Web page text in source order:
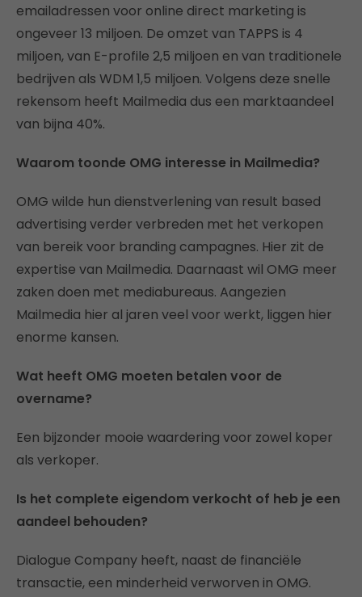
emailadressen voor online direct marketing is
ongeveer 13 miljoen. De omzet van TAPPS is 4
miljoen, van E-profile 2,5 miljoen en van traditionele
bedrijven als WDM 1,5 miljoen. Volgens deze snelle
rekensom heeft Mailmedia dus een marktaandeel
van bijna 40%.
Waarom toonde OMG interesse in Mailmedia?
OMG wilde hun dienstverlening van result based
advertising verder verbreden met het verkopen
van bereik voor branding campagnes. Hier zit de
expertise van Mailmedia. Daarnaast wil OMG meer
zaken doen met mediabureaus. Aangezien
Mailmedia hier al jaren veel voor werkt, liggen hier
enorme kansen.
Wat heeft OMG moeten betalen voor de
overname?
Een bijzonder mooie waardering voor zowel koper
als verkoper.
Is het complete eigendom verkocht of heb je een
aandeel behouden?
Dialogue Company heeft, naast de financiële
transactie, een minderheid verworven in OMG.